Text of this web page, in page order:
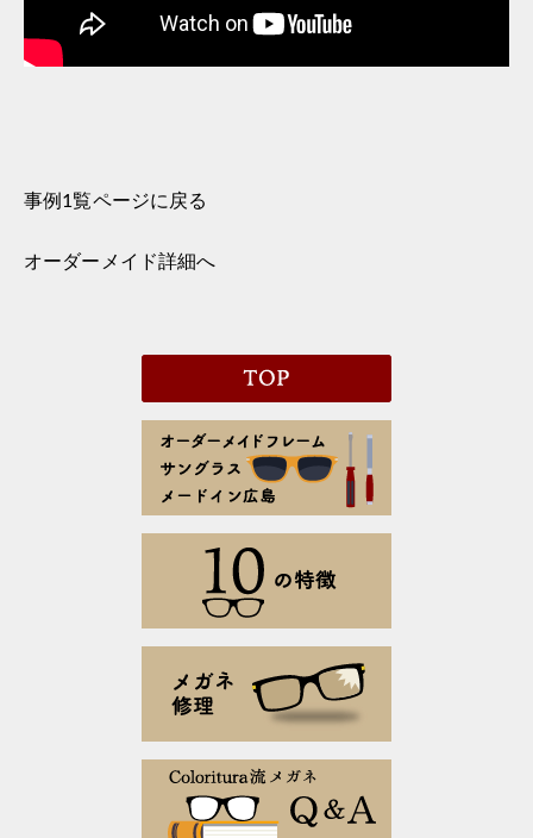
事例1覧ページに戻る
オーダーメイド詳細へ